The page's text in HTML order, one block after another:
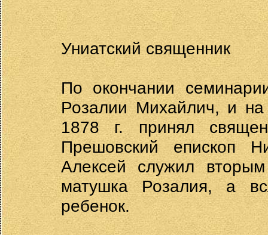
Униатский священник
По окончании
Розалии Михайлич, и
1878 г. принял
Прешовский епископ
Алексей служил
матушка Розалия, а
ребенок.